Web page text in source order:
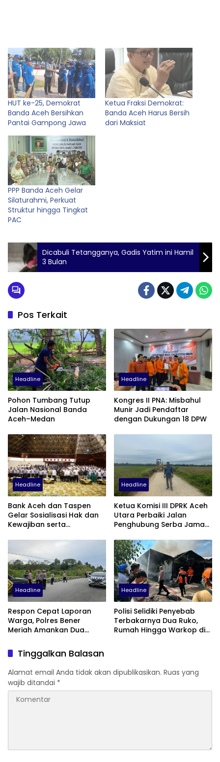
HUT ke-25, Demokrat
Banda Aceh Bersihkan
Pantai Gampong Jawa
Ketua Fraksi Demokrat:
Banda Aceh Harus Bersih
dari Maksiat
PPP Banda Aceh Gelar
Silaturahmi, Perkuat
Struktur hingga Tingkat
PAC
Dicabuli Tetangganya, Gadis Yatim ini Hamil
3 Bulan
Pos Terkait
Headline
Pohon Tumbang Tutup
Jalan Nasional Banda
Aceh–Medan
Headline
Kongres II PNA: Misbahul
Munir Jadi Pendaftar
dengan Dukungan 18 DPW
Headline
Bank Aceh dan Taspen
Gelar Sosialisasi Hak dan
Kewajiban serta
Menjelang Pensiun
Headline
Ketua Komisi III DPRK Aceh
Utara Perbaiki Jalan
Penghubung Serba Jaman
Gampong Tanah Luas
Headline
Respon Cepat Laporan
Warga, Polres Bener
Meriah Amankan Dua
Terlibat Balap Liar
Headline
Polisi Selidiki Penyebab
Terbakarnya Dua Ruko,
Rumah Hingga Warkop di
Tinggalkan Balasan
Alamat email Anda tidak akan dipublikasikan. Ruas yang
wajib ditandai *